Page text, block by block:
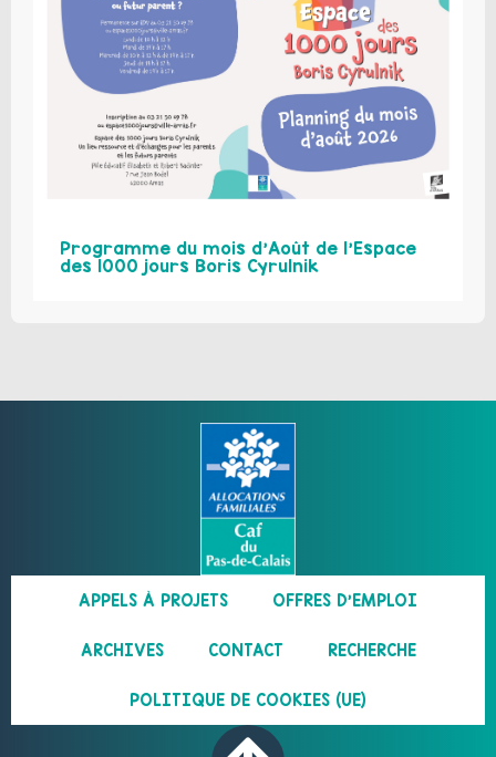
Programme du mois d’Août de l’Espace
des 1000 jours Boris Cyrulnik
APPELS À PROJETS OFFRES D’EMPLOI
ARCHIVES CONTACT RECHERCHE
POLITIQUE DE COOKIES (UE)